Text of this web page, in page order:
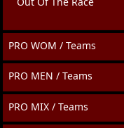
PRO WOM / Teams
PRO MEN / Teams
PRO MIX / Teams